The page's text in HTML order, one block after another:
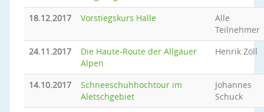
18.12.2017
Vorstiegskurs Halle
Alle
Teilnehmer
24.11.2017
Die Haute-Route der Allgäuer
Alpen
Henrik Zöll
14.10.2017
Schneeschuhhochtour im
Aletschgebiet
Johannes
Schuck